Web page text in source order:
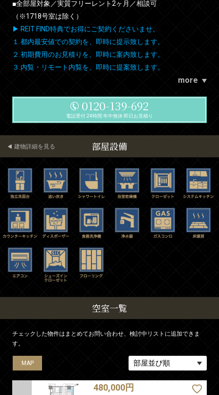
■全部屋対象／実質フリーレント2ヶ月／相談可
（※1718号室は除く）
▶ REIT FIND特典でお得にご契約くださいませ。
１.都内最安値での契約を、即時に提示致します。
２.初期費用のお見積りを、即時に案内致します。
３.内覧・リモート内覧を、即時に提案致します。
more
0120-139-692
電話受付 24時間 年中無休 即日お見積り
部屋設備
建物詳細を見る
空室一覧
チェックした物件はまとめてお問い合わせ、検討中リストに追加できま
す。
MAP
480,000円
MAP
MAP
MAP
MAP